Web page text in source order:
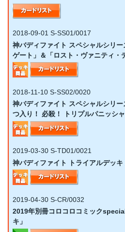
2018-09-01 S-SS01/0017
神バディファイト スペシャルシリ
ゲート」＆「ロスト・ヴァニティ・
2018-11-10 S-SS02/0020
神バディファイト スペシャルシリ
つ入り！ 必殺！ トリプルパニッシャ
2019-03-30 S-TD01/0021
神バディファイト トライアルデッキ
2019-04-30 S-CR/0032
2019年別冊コロコロコミック
キ」